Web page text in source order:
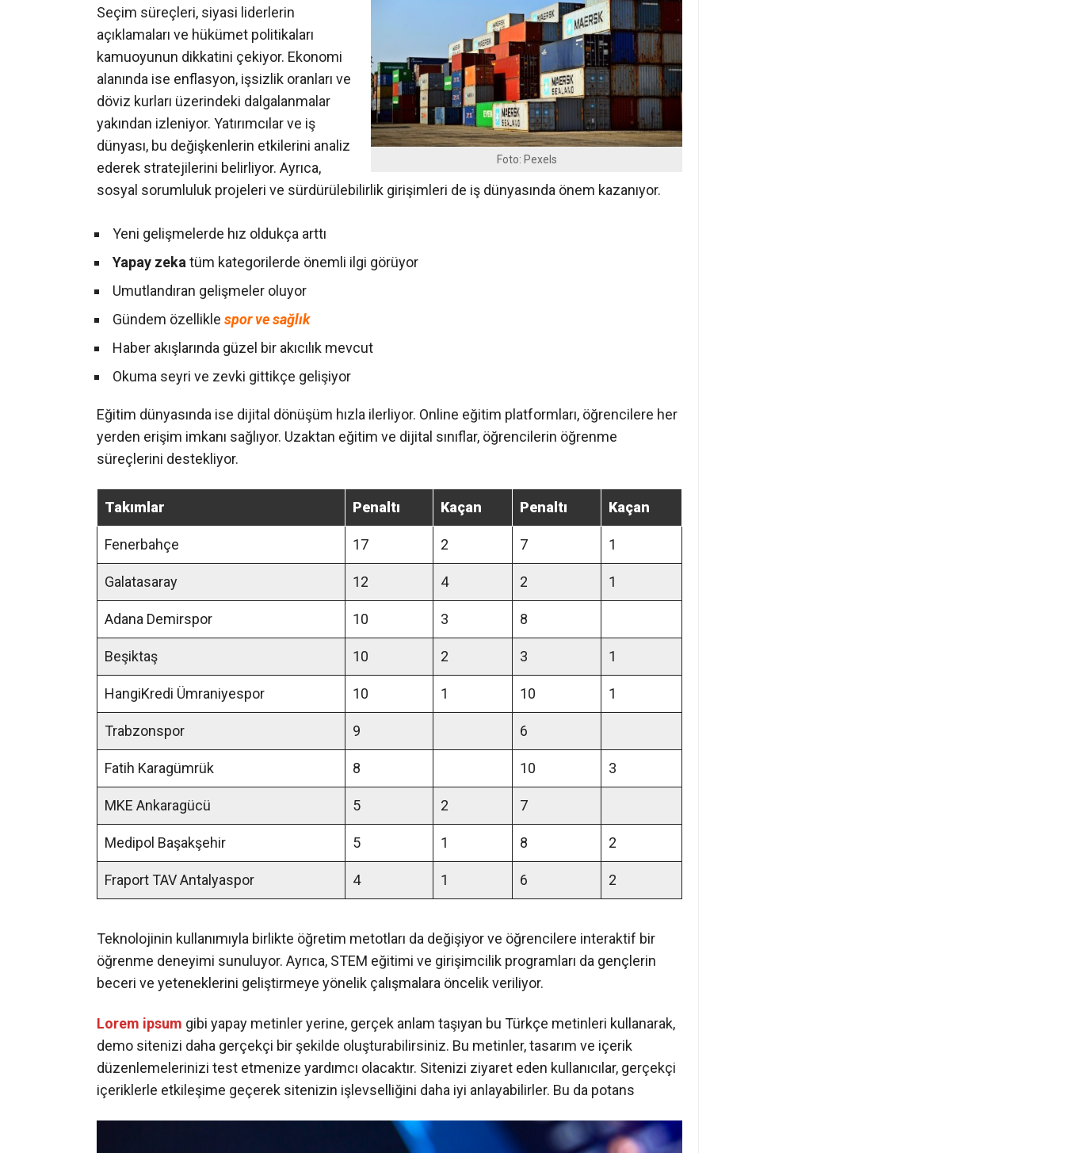
Foto: Pexels
Seçim süreçleri, siyasi liderlerin
açıklamaları ve hükümet politikaları
kamuoyunun dikkatini çekiyor. Ekonomi
alanında ise enflasyon, işsizlik oranları ve
döviz kurları üzerindeki dalgalanmalar
yakından izleniyor. Yatırımcılar ve iş
dünyası, bu değişkenlerin etkilerini analiz
ederek stratejilerini belirliyor. Ayrıca,
sosyal sorumluluk projeleri ve sürdürülebilirlik girişimleri de iş dünyasında önem kazanıyor.
Yeni gelişmelerde hız oldukça arttı
Yapay zeka tüm kategorilerde önemli ilgi görüyor
Umutlandıran gelişmeler oluyor
Gündem özellikle spor ve sağlık
Haber akışlarında güzel bir akıcılık mevcut
Okuma seyri ve zevki gittikçe gelişiyor
Eğitim dünyasında ise dijital dönüşüm hızla ilerliyor. Online eğitim platformları, öğrencilere her
yerden erişim imkanı sağlıyor. Uzaktan eğitim ve dijital sınıflar, öğrencilerin öğrenme
süreçlerini destekliyor.
Takımlar Penaltı Kaçan Penaltı Kaçan
Fenerbahçe 17 2 7 1
Galatasaray 12 4 2 1
Adana Demirspor 10 3 8
Beşiktaş 10 2 3 1
HangiKredi Ümraniyespor 10 1 10 1
Trabzonspor 9 6
Fatih Karagümrük 8 10 3
MKE Ankaragücü 5 2 7
Medipol Başakşehir 5 1 8 2
Fraport TAV Antalyaspor 4 1 6 2
Teknolojinin kullanımıyla birlikte öğretim metotları da değişiyor ve öğrencilere interaktif bir
öğrenme deneyimi sunuluyor. Ayrıca, STEM eğitimi ve girişimcilik programları da gençlerin
beceri ve yeteneklerini geliştirmeye yönelik çalışmalara öncelik veriliyor.
Lorem ipsum gibi yapay metinler yerine, gerçek anlam taşıyan bu Türkçe metinleri kullanarak,
demo sitenizi daha gerçekçi bir şekilde oluşturabilirsiniz. Bu metinler, tasarım ve içerik
düzenlemelerinizi test etmenize yardımcı olacaktır. Sitenizi ziyaret eden kullanıcılar, gerçekçi
içeriklerle etkileşime geçerek sitenizin işlevselliğini daha iyi anlayabilirler. Bu da potans